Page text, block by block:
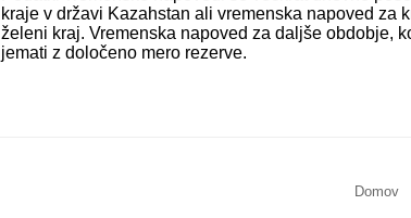
kraje v državi Kazahstan ali vremenska napoved za
želeni kraj. Vremenska napoved za daljše obdobje,
jemati z določeno mero rezerve.
Domov